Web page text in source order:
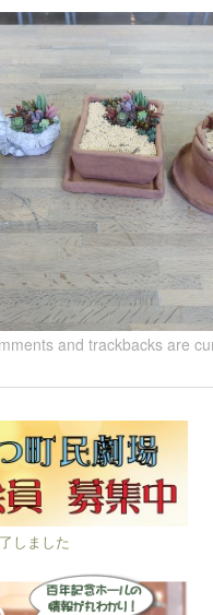
and trackbacks are
しました